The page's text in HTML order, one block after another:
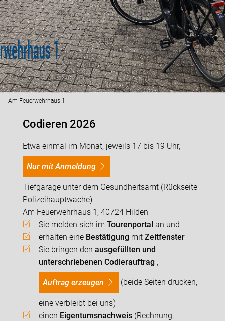
Am Feuerwehrhaus 1
Codieren 2026
Etwa einmal im Monat, jeweils 17 bis 19 Uhr,
nur mit Anmeldung
Tiefgarage unter dem Gesundheitsamt (Rückseite
Polizeihauptwache)
Am Feuerwehrhaus 1, 40724 Hilden
Sie melden sich im Tourenportal an und
erhalten eineBestätigung mitZeitfenster
Sie bringen den ausgefüllten und
unterschriebenen Codierauftrag ,
Auftrag erzeugen (beide Seiten drucken,
eine verbleibt bei uns)
einen Eigentumsnachweis(Rechnung,